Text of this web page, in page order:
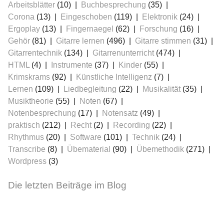
Arbeitsblätter (10) Buchbesprechung (35)
Corona (13) Eingeschoben (119) Elektronik (24)
Ergoplay (13) Fingernaegel (62) Forschung (16)
Gehör (81) Gitarre lernen (496) Gitarre stimmen (31)
Gitarrentechnik (134) Gitarrenunterricht (474)
HTML
(4) Instrumente (37) Kinder (55)
Krimskrams (92) Künstliche Intelligenz (7)
Lernen (109) Liedbegleitung (22) Musikalität (35)
Musiktheorie (55) Noten (67)
Notenbesprechung (17) Notensatz (49)
praktisch (212) Recht (2) Recording (22)
Rhythmus (20) Software (101) Technik (24)
Transcribe (8) Übematerial (90) Übemethodik (271)
Wordpress (3)
Die letzten Beiträge im Blog